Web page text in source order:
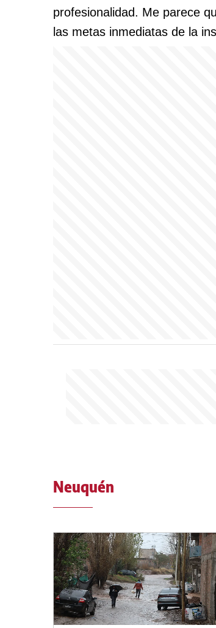
profesionalidad. Me parece
las metas inmediatas de la
Neuquén